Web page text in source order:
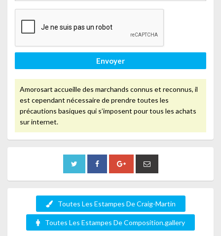
Envoyer
Amorosart accueille des marchands connus et reconnus, il
est cependant nécessaire de prendre toutes les
précautions basiques qui s’imposent pour tous les achats
sur internet.
Toutes Les Estampes De Craig-Martin
Toutes Les Estampes De Composition.gallery